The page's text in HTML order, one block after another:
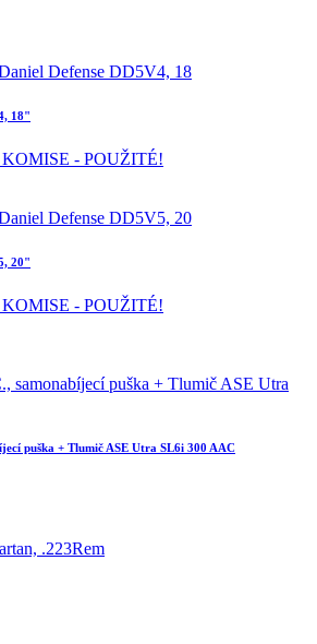
18"
KOMISE - POUŽITÉ!
20"
KOMISE - POUŽITÉ!
puška + Tlumič ASE Utra SL6i 300 AAC